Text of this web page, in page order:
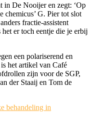
in De Nooijer en zegt: ‘Op
chemicus’ G. Pier tot slot
fractie-assistent
er toch eentje die je erbij
een polariserend en
het artikel van Café
zijn voor de SGP,
der Staaij en Tom de
behandeling in